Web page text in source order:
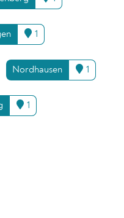
1
Nordhausen 1
1